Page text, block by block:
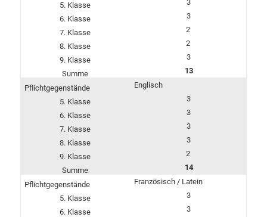
3
3
2
2
3
13
Englisch
3
3
3
3
2
14
Französisch / Latein
3
3